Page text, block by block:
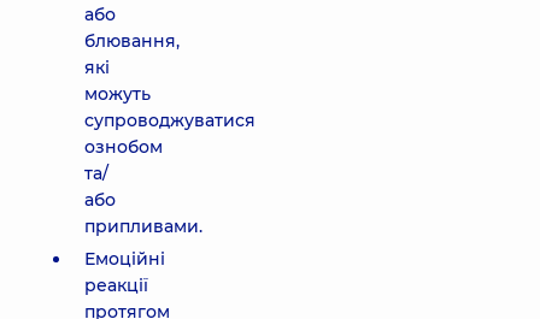
або
блювання,
які
можуть
супроводжуватися
ознобом
та/
або
припливами.
Емоційні
реакції
протягом